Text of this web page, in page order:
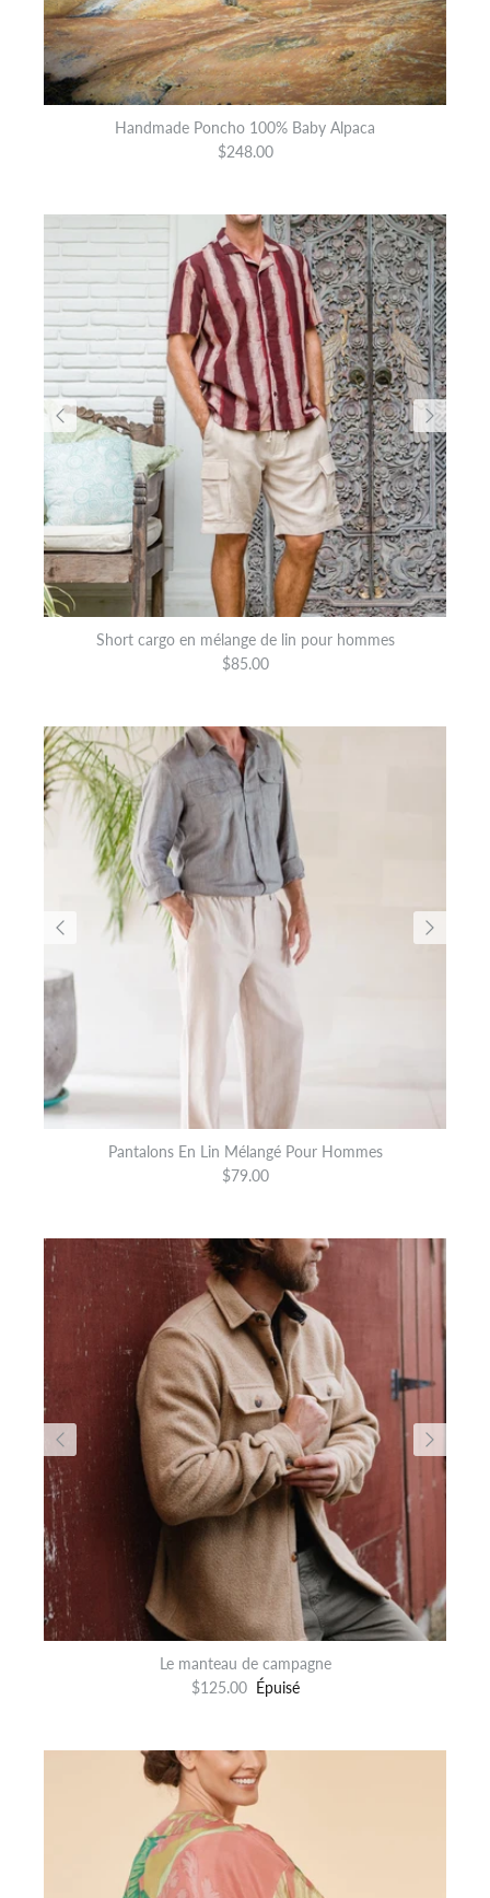
Handmade Poncho 100% Baby Alpaca
$248.00
Short cargo en mélange de lin pour hommes
$85.00
Pantalons En Lin Mélangé Pour Hommes
$79.00
Le manteau de campagne
$125.00 Épuisé